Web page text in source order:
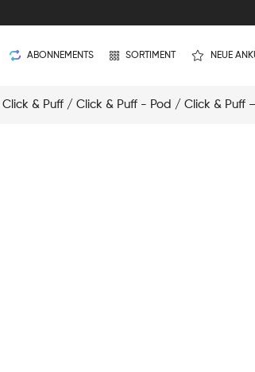
ABONNEMENTS SORTIMENT NEUE
Click & Puff / Click & Puff - Pod / Click & Puff